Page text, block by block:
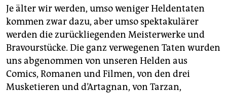
Je älter wir werden, umso weniger Heldentaten
kommen zwar dazu, aber umso spektakulärer
werden die zurückliegenden Meisterwerke und
Bravourstücke. Die ganz verwegenen Taten wurden
uns abgenommen von unseren Helden aus
Comics, Romanen und Filmen, von den drei
Musketieren und d’Artagnan, von Tarzan,